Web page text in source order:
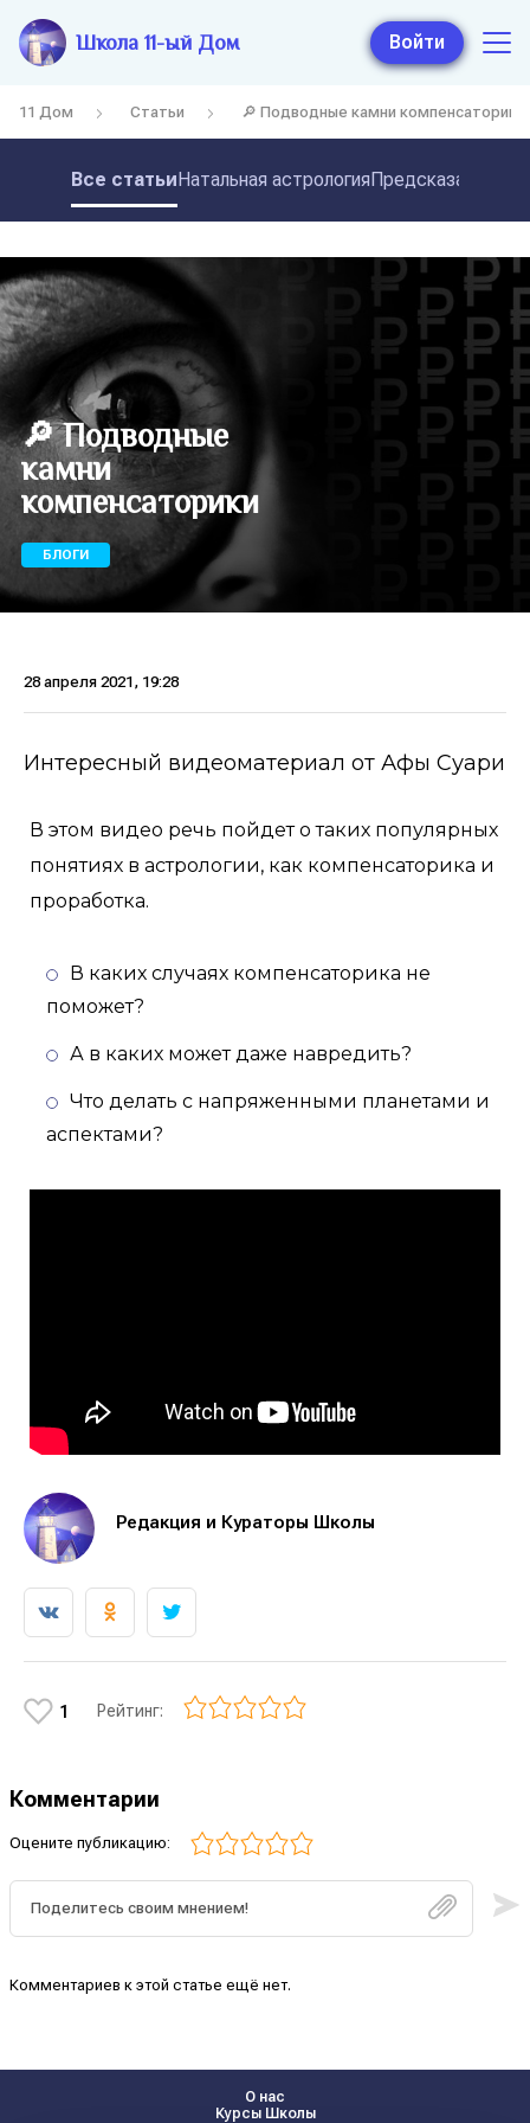
Школа 11-ый Дом Войти
11 Дом Статьи 🔎 Подводные камни компенсаторики
Все статьиНатальная астрология
🔎 Подводные
камни
компенсаторики
БЛОГИ
28 апреля 2021, 19:28
Интересный видеоматериал от Афы Суари
В этом видео речь пойдет о таких популярных
понятиях в астрологии, как компенсаторика и
проработка.
В каких случаях компенсаторика не
поможет?
А в каких может даже навредить?
Что делать с напряженными планетами и
аспектами?
Редакция и Кураторы Школы
1 Рейтинг:
Комментарии
Оцените публикацию:
Комментариев к этой статье ещё нет.
О нас
Курсы Школы